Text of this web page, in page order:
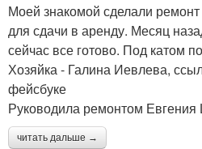
Моей знакомой сделали
для сдачи в аренду. Месяц
сейчас все готово. Под катом
Хозяйка - Галина Иевлева,
фейсбуке
Руководила ремонтом Евгения
читать дальше →